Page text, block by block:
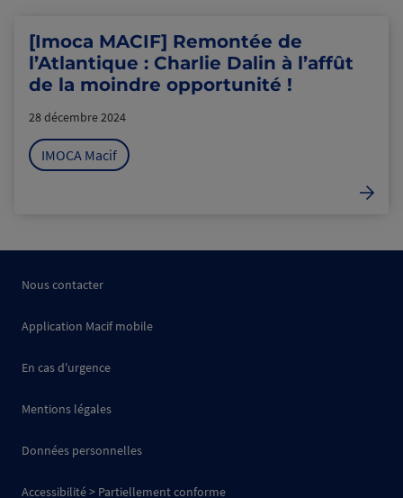
[Imoca MACIF] Remontée de
l’Atlantique : Charlie Dalin à l’affût
de la moindre opportunité !
28 décembre 2024
IMOCA Macif
Nous contacter
Application Macif mobile
En cas d'urgence
Mentions légales
Données personnelles
Accessibilité > Partiellement conforme